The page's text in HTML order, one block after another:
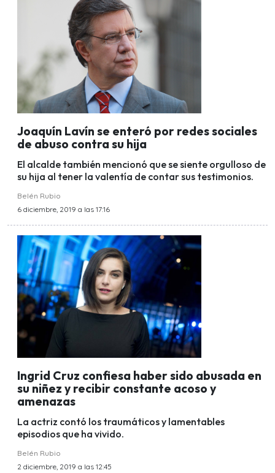
Joaquín Lavín se enteró por redes sociales
de abuso contra su hija
El alcalde también mencionó que se siente orgulloso de
su hija al tener la valentía de contar sus testimonios.
Belén Rubio
6 diciembre, 2019 a las 17:16
Ingrid Cruz confiesa haber sido abusada en
su niñez y recibir constante acoso y
amenazas
La actriz contó los traumáticos y lamentables
episodios que ha vivido.
Belén Rubio
2 diciembre, 2019 a las 12:45